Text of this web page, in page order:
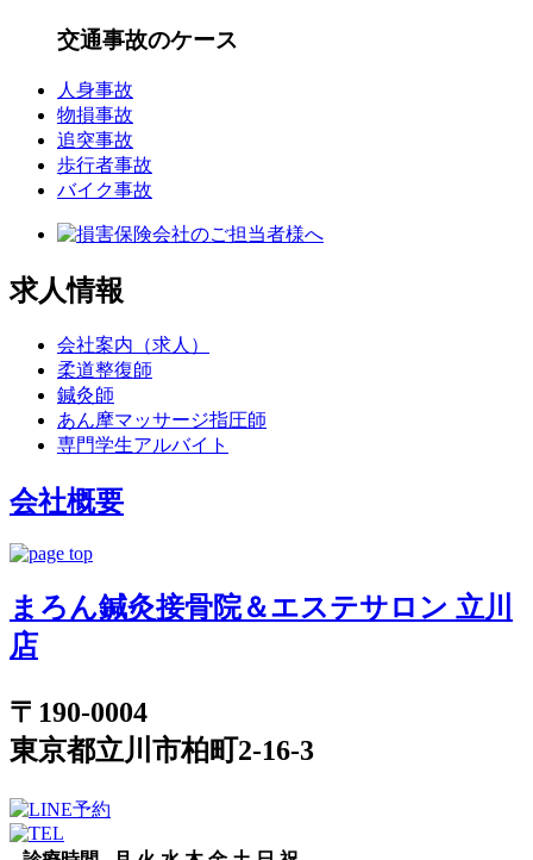
交通事故のケース
人身事故
物損事故
追突事故
歩行者事故
バイク事故
求人情報
会社案内（求人）
柔道整復師
鍼灸師
あん摩マッサージ指圧師
専門学生アルバイト
会社概要
まろん鍼灸接骨院＆エステサロン 立川
店
〒190-0004
東京都立川市柏町2-16-3